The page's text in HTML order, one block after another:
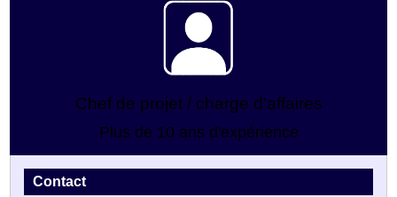
Chef de projet / charge d'affaires
Plus de 10 ans d'expérience
Contact